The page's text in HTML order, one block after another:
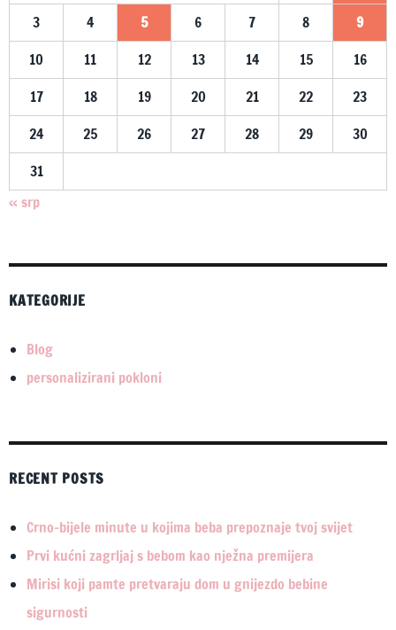
3
4 5 6 7 8
9
10
11 12 13 14 15
16
17
18 19 20 21 22
23
24
25 26 27 28 29
30
31
« srp
KATEGORIJE
Blog
personalizirani pokloni
RECENT POSTS
Crno-bijele minute u kojima beba prepoznaje tvoj svijet
Prvi kućni zagrljaj s bebom kao nježna premijera
Mirisi koji pamte pretvaraju dom u gnijezdo bebine
sigurnosti